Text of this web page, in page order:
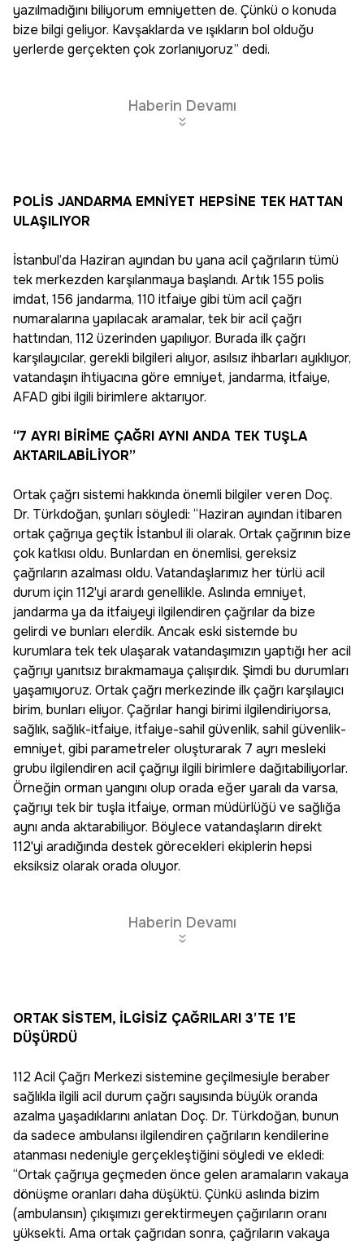
yazılmadığını biliyorum emniyetten de. Çünkü o konuda
bize bilgi geliyor. Kavşaklarda ve ışıkların bol olduğu
yerlerde gerçekten çok zorlanıyoruz” dedi.
Haberin Devamı
POLİS JANDARMA EMNİYET HEPSİNE TEK HATTAN
ULAŞILIYOR
İstanbul’da Haziran ayından bu yana acil çağrıların tümü
tek merkezden karşılanmaya başlandı. Artık 155 polis
imdat, 156 jandarma, 110 itfaiye gibi tüm acil çağrı
numaralarına yapılacak aramalar, tek bir acil çağrı
hattından, 112 üzerinden yapılıyor. Burada ilk çağrı
karşılayıcılar, gerekli bilgileri alıyor, asılsız ihbarları ayıklıyor,
vatandaşın ihtiyacına göre emniyet, jandarma, itfaiye,
AFAD gibi ilgili birimlere aktarıyor.
“7 AYRI BİRİME ÇAĞRI AYNI ANDA TEK TUŞLA
AKTARILABİLİYOR”
Ortak çağrı sistemi hakkında önemli bilgiler veren Doç.
Dr. Türkdoğan, şunları söyledi: “Haziran ayından itibaren
ortak çağrıya geçtik İstanbul ili olarak. Ortak çağrının bize
çok katkısı oldu. Bunlardan en önemlisi, gereksiz
çağrıların azalması oldu. Vatandaşlarımız her türlü acil
durum için 112'yi arardı genellikle. Aslında emniyet,
jandarma ya da itfaiyeyi ilgilendiren çağrılar da bize
gelirdi ve bunları elerdik. Ancak eski sistemde bu
kurumlara tek tek ulaşarak vatandaşımızın yaptığı her acil
çağrıyı yanıtsız bırakmamaya çalışırdık. Şimdi bu durumları
yaşamıyoruz. Ortak çağrı merkezinde ilk çağrı karşılayıcı
birim, bunları eliyor. Çağrılar hangi birimi ilgilendiriyorsa,
sağlık, sağlık-itfaiye, itfaiye-sahil güvenlik, sahil güvenlik-
emniyet, gibi parametreler oluşturarak 7 ayrı mesleki
grubu ilgilendiren acil çağrıyı ilgili birimlere dağıtabiliyorlar.
Örneğin orman yangını olup orada eğer yaralı da varsa,
çağrıyı tek bir tuşla itfaiye, orman müdürlüğü ve sağlığa
aynı anda aktarabiliyor. Böylece vatandaşların direkt
112'yi aradığında destek görecekleri ekiplerin hepsi
eksiksiz olarak orada oluyor.
Haberin Devamı
ORTAK SİSTEM, İLGİSİZ ÇAĞRILARI 3’TE 1’E
DÜŞÜRDÜ
112 Acil Çağrı Merkezi sistemine geçilmesiyle beraber
sağlıkla ilgili acil durum çağrı sayısında büyük oranda
azalma yaşadıklarını anlatan Doç. Dr. Türkdoğan, bunun
da sadece ambulansı ilgilendiren çağrıların kendilerine
atanması nedeniyle gerçekleştiğini söyledi ve ekledi:
“Ortak çağrıya geçmeden önce gelen aramaların vakaya
dönüşme oranları daha düşüktü. Çünkü aslında bizim
(ambulansın) çıkışımızı gerektirmeyen çağırıların oranı
yüksekti. Ama ortak çağrıdan sonra, çağrıların vakaya